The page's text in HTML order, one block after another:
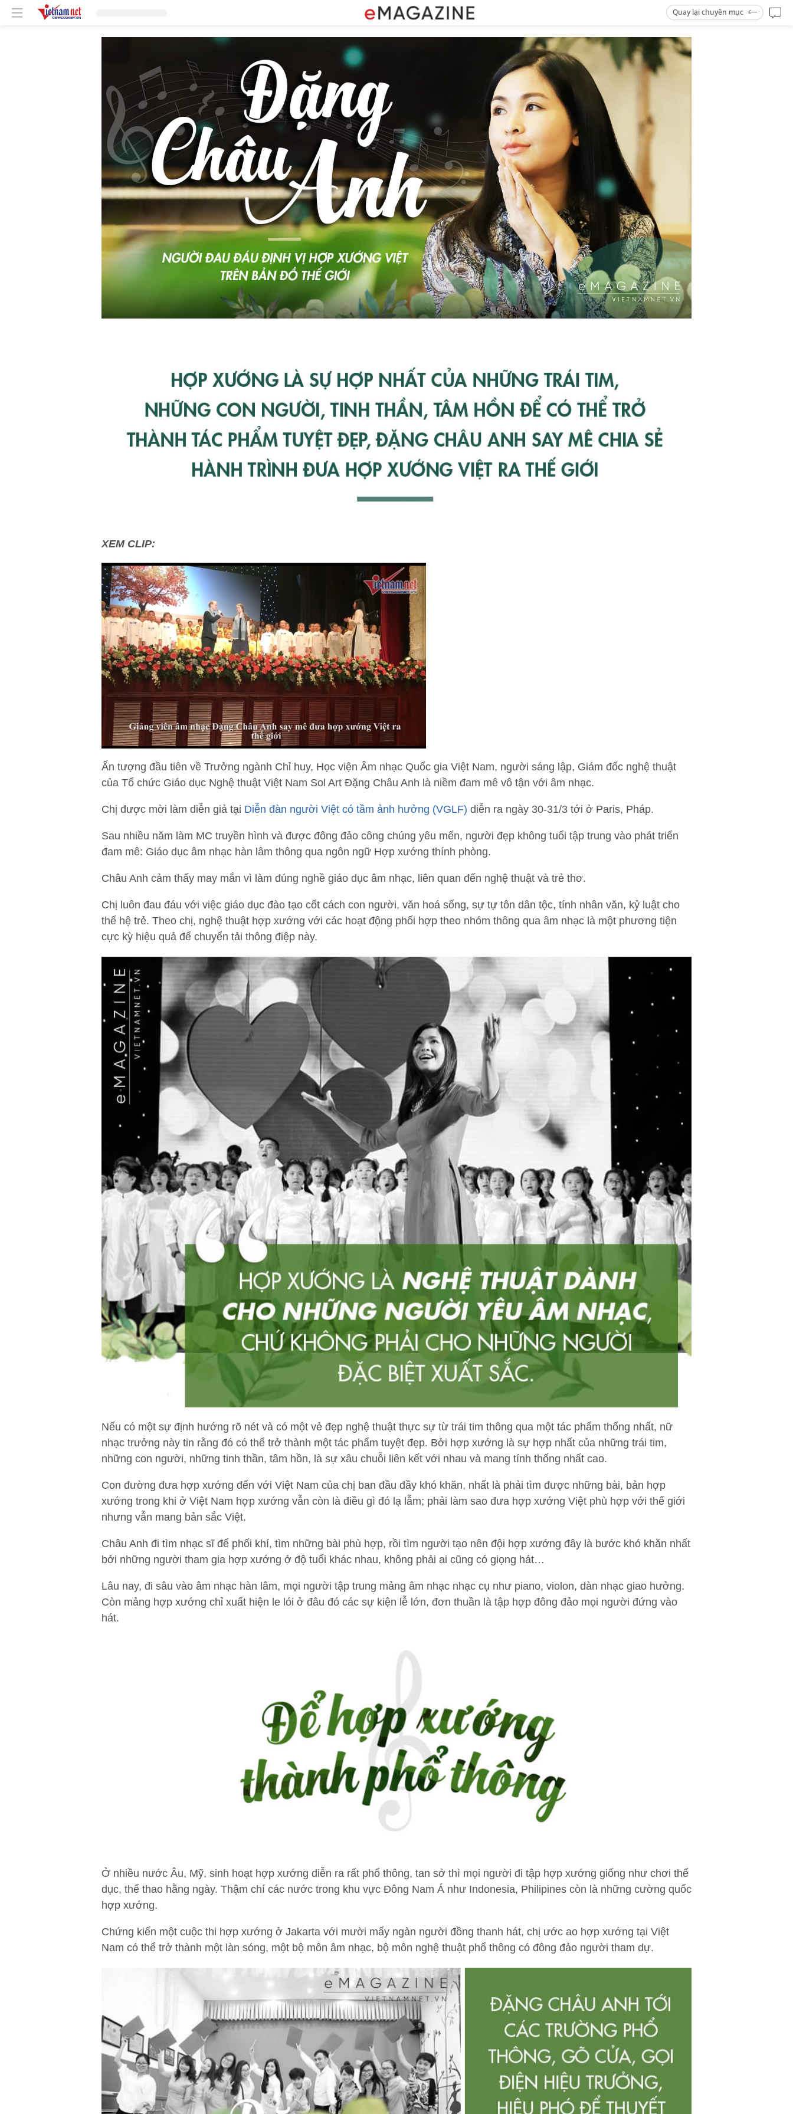
Quay lại chuyên mục
XEM CLIP:
Ấn tượng đầu tiên về Trưởng ngành Chỉ huy, Học viện Âm nhạc Quốc gia Việt Nam, người sáng lập, Giám đốc nghệ thuật
của Tổ chức Giáo dục Nghệ thuật Việt Nam Sol Art Đặng Châu Anh là niềm đam mê vô tận với âm nhạc.
Chị được mời làm diễn giả tại Diễn đàn người Việt có tầm ảnh hưởng (VGLF) diễn ra ngày 30-31/3 tới ở Paris, Pháp.
Sau nhiều năm làm MC truyền hình và được đông đảo công chúng yêu mến, người đẹp không tuổi tập trung vào phát triển
đam mê: Giáo dục âm nhạc hàn lâm thông qua ngôn ngữ Hợp xướng thính phòng.
Châu Anh cảm thấy may mắn vì làm đúng nghề giáo dục âm nhạc, liên quan đến nghệ thuật và trẻ thơ.
Chị luôn đau đáu với việc giáo dục đào tạo cốt cách con người, văn hoá sống, sự tự tôn dân tộc, tính nhân văn, kỷ luật cho
thế hệ trẻ. Theo chị, nghệ thuật hợp xướng với các hoạt động phối hợp theo nhóm thông qua âm nhạc là một phương tiện
cực kỳ hiệu quả để chuyển tải thông điệp này.
Nếu có một sự định hướng rõ nét và có một vẻ đẹp nghệ thuật thực sự từ trái tim thông qua một tác phẩm thống nhất, nữ
nhạc trưởng này tin rằng đó có thể trở thành một tác phẩm tuyệt đẹp. Bởi hợp xướng là sự hợp nhất của những trái tim,
những con người, những tinh thần, tâm hồn, là sự xâu chuỗi liên kết với nhau và mang tính thống nhất cao.
Con đường đưa hợp xướng đến với Việt Nam của chị ban đầu đầy khó khăn, nhất là phải tìm được những bài, bản hợp
xướng trong khi ở Việt Nam hợp xướng vẫn còn là điều gì đó lạ lẫm; phải làm sao đưa hợp xướng Việt phù hợp với thế giới
nhưng vẫn mang bản sắc Việt.
Châu Anh đi tìm nhạc sĩ để phối khí, tìm những bài phù hợp, rồi tìm người tạo nên đội hợp xướng đây là bước khó khăn nhất
bởi những người tham gia hợp xướng ở độ tuổi khác nhau, không phải ai cũng có giọng hát…
Lâu nay, đi sâu vào âm nhạc hàn lâm, mọi người tập trung mảng âm nhạc nhạc cụ như piano, violon, dàn nhạc giao hưởng.
Còn mảng hợp xướng chỉ xuất hiện le lói ở đâu đó các sự kiện lễ lớn, đơn thuần là tập hợp đông đảo mọi người đứng vào
hát.
Ở nhiều nước Âu, Mỹ, sinh hoạt hợp xướng diễn ra rất phổ thông, tan sở thì mọi người đi tập hợp xướng giống như chơi thể
dục, thể thao hằng ngày. Thậm chí các nước trong khu vực Đông Nam Á như Indonesia, Philipines còn là những cường quốc
hợp xướng.
Chứng kiến một cuộc thi hợp xướng ở Jakarta với mười mấy ngàn người đồng thanh hát, chị ước ao hợp xướng tại Việt
Nam có thể trở thành một làn sóng, một bộ môn âm nhạc, bộ môn nghệ thuật phổ thông có đông đảo người tham dự.